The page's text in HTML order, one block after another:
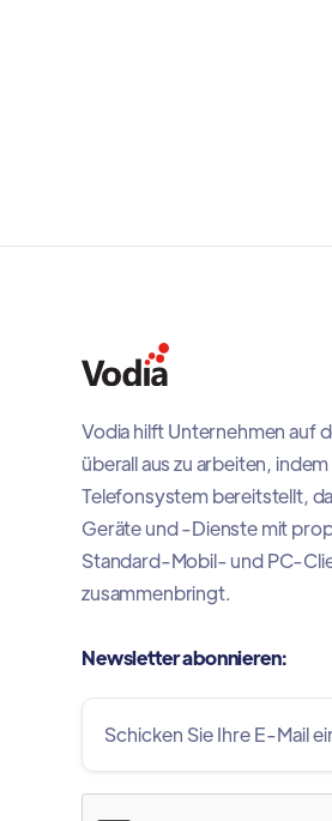
Vodia hilft Unternehmen auf
überall aus zu arbeiten, indem
Telefonsystem bereitstellt,
Geräte und -Dienste mit
Standard-Mobil- und PC-
zusammenbringt.
Newsletter abonnieren: